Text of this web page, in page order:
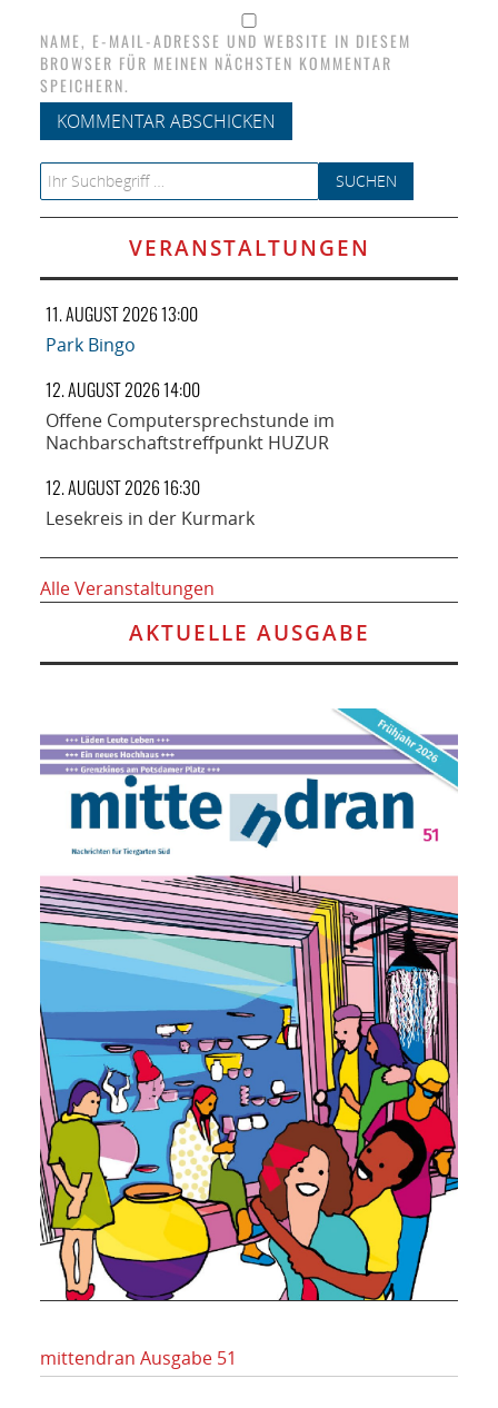
NAME, E-MAIL-ADRESSE UND WEBSITE IN DIESEM
BROWSER FÜR MEINEN NÄCHSTEN KOMMENTAR
SPEICHERN.
Search for:
VERANSTALTUNGEN
11. AUGUST 2026 13:00
Park Bingo
12. AUGUST 2026 14:00
Offene Computersprechstunde im
Nachbarschaftstreffpunkt HUZUR
12. AUGUST 2026 16:30
Lesekreis in der Kurmark
Alle Veranstaltungen
AKTUELLE AUSGABE
mittendran Ausgabe 51